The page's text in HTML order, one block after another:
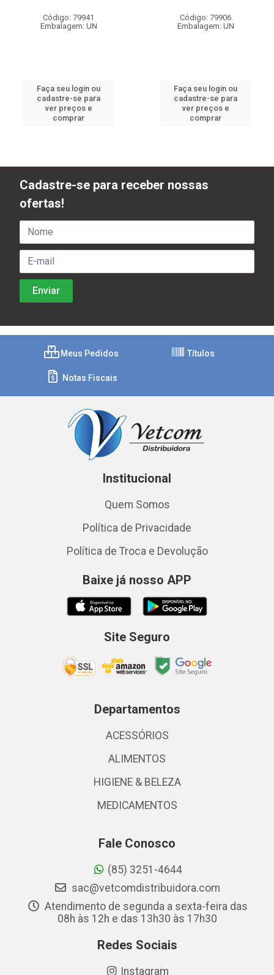
Código: 79941
Embalagem: UN
Faça seu login ou
cadastre-se para
ver preços e
comprar
Código: 79906
Embalagem: UN
Faça seu login ou
cadastre-se para
ver preços e
comprar
Cadastre-se para receber nossas
ofertas!
Meus Pedidos Títulos
Notas Fiscais
Institucional
Quem Somos
Política de Privacidade
Política de Troca e Devolução
Baixe já nosso APP
Site Seguro
Departamentos
ACESSÓRIOS
ALIMENTOS
HIGIENE & BELEZA
MEDICAMENTOS
Fale Conosco
(85) 3251-4644
sac@vetcomdistribuidora.com
Atendimento de segunda a sexta-feira das
08h às 12h e das 13h30 às 17h30
Redes Sociais
Instagram